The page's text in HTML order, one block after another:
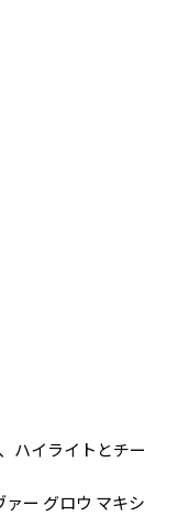
ハイライトとチー
ー グロウ マキシ